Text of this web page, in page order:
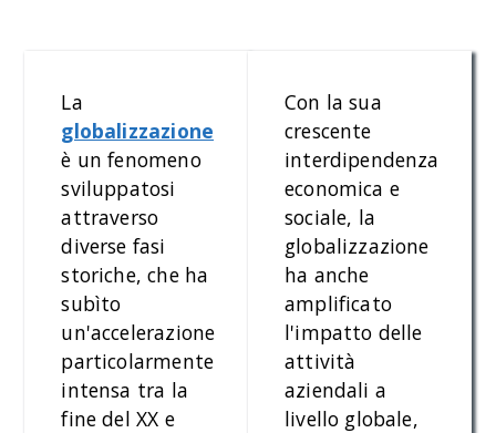
La
globalizzazione
è un fenomeno
sviluppatosi
attraverso
diverse fasi
storiche, che ha
subìto
un'accelerazione
particolarmente
intensa tra la
fine del XX e
Con la sua
crescente
interdipendenza
economica e
sociale, la
globalizzazione
ha anche
amplificato
l'impatto delle
attività
aziendali a
livello globale,